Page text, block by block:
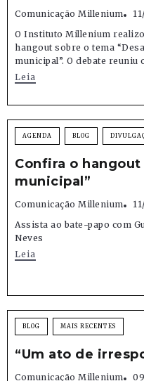
Comunicação Millenium
O Instituto Millenium
hangout sobre o tema
municipal”. O debate reuniu
Leia
AGENDA BLOG
Confira o
municipal”
Comunicação Millenium
Assista ao bate-papo com
Neves
Leia
BLOG MAIS RECENTES
“Um ato de
Comunicação Millenium